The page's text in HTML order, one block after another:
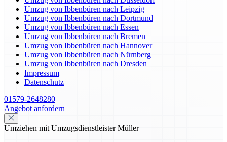
Umzug von Ibbenbüren nach Leipzig
Umzug von Ibbenbüren nach Dortmund
Umzug von Ibbenbüren nach Essen
Umzug von Ibbenbüren nach Bremen
Umzug von Ibbenbüren nach Hannover
Umzug von Ibbenbüren nach Nürnberg
Umzug von Ibbenbüren nach Dresden
Impressum
Datenschutz
01579-2648280
Angebot anfordern
Umziehen mit Umzugsdienstleister Müller